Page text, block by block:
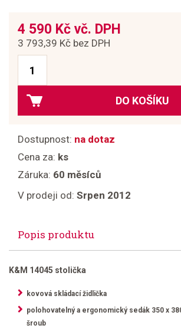
4 590 Kč vč. DPH
3 793,39 Kč bez DPH
DO KOŠÍKU
Dostupnost: na dotaz
Cena za: ks
Záruka: 60 měsíců
V prodeji od: Srpen 2012
Popis produktu
K&M 14045 stolička
kovová skládací židlička
polohovatelný a ergonomický sedák 350 x
šroub